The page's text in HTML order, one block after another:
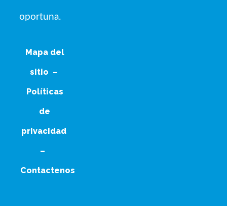
oportuna.
Mapa del
sitio –
Políticas
de
privacidad
–
Contactenos